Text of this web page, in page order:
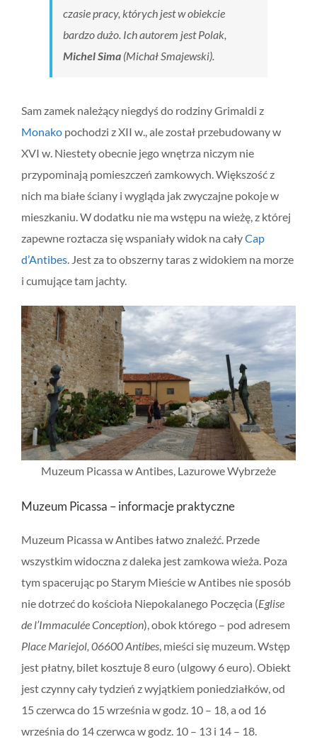
czasie pracy, których jest w obiekcie
bardzo dużo. Ich autorem jest Polak,
Michel Sima (Michał Smajewski).
Sam zamek należący niegdyś do rodziny Grimaldi z
Monako pochodzi z XII w., ale został przebudowany w
XVI w. Niestety obecnie jego wnętrza niczym nie
przypominają pomieszczeń zamkowych. Większość z
nich ma białe ściany i wygląda jak zwyczajne pokoje w
mieszkaniu. W dodatku nie ma wstępu na wieżę, z której
zapewne roztacza się wspaniały widok na całyCap
d’Antibes . Jest za to obszerny taras z widokiem na morze
i cumujące tam jachty.
Muzeum Picassa w Antibes, Lazurowe Wybrzeże
Muzeum Picassa – informacje praktyczne
Muzeum Picassa w Antibes łatwo znaleźć. Przede
wszystkim widoczna z daleka jest zamkowa wieża. Poza
tym spacerując po Starym Mieście w Antibes nie sposób
nie dotrzeć do kościoła Niepokalanego Poczęcia (Eglise
de l’Immaculée Conception), obok którego – pod adresem
Place Mariejol, 06600 Antibes , mieści się muzeum. Wstęp
jest płatny, bilet kosztuje 8 euro (ulgowy 6 euro). Obiekt
jest czynny cały tydzień z wyjątkiem poniedziałków, od
15 czerwca do 15 września w godz. 10 – 18, a od 16
września do 14 czerwca w godz. 10 – 13 i 14 – 18.